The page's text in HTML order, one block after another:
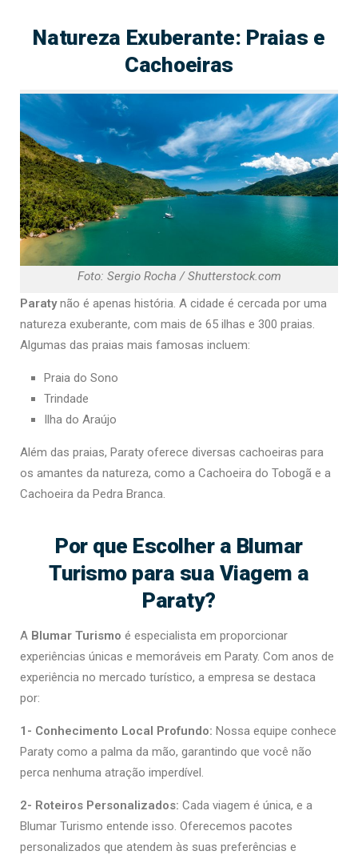
Natureza Exuberante: Praias e
Cachoeiras
Foto: Sergio Rocha / Shutterstock.com
Paratynão é apenas história. A cidade é cercada por uma
natureza exuberante, com mais de 65 ilhas e 300 praias.
Algumas das praias mais famosas incluem:
Praia do Sono
Trindade
Ilha do Araújo
Além das praias, Paraty oferece diversas cachoeiras para
os amantes da natureza, como a Cachoeira do Tobogã e a
Cachoeira da Pedra Branca.
Por que Escolher a Blumar
Turismo para sua Viagem a
Paraty?
A Blumar Turismo é especialista em proporcionar
experiências únicas e memoráveis em Paraty. Com anos de
experiência no mercado turístico, a empresa se destaca
por:
1- Conhecimento Local Profundo: Nossa equipe conhece
Paraty como a palma da mão, garantindo que você não
perca nenhuma atração imperdível.
2- Roteiros Personalizados: Cada viagem é única, e a
Blumar Turismo entende isso. Oferecemos pacotes
personalizados que atendem às suas preferências e